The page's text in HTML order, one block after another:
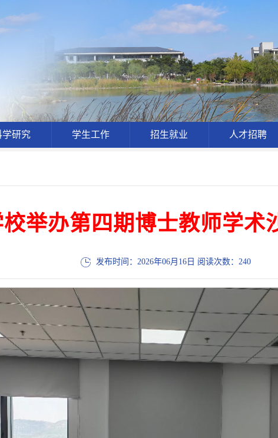
学研究 学生工作 招生就业 人才招聘
校举办第四期博士教师学术
发布时间：2026年06月16日 阅读次数： 240